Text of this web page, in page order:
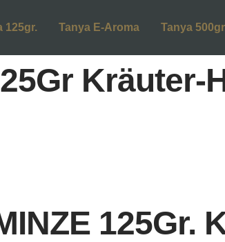
125gr. Tanya E-Aroma Tanya
Kräuter-
125Gr.